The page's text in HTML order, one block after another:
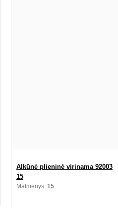
Alkūnė plieninė virinama 92003
15
Matmenys: 15